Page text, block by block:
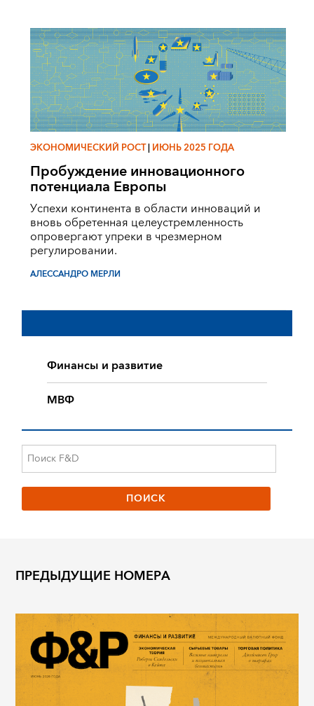
ЭКОНОМИЧЕСКИЙ РОСТ|ИЮНЬ 2025 ГОДА
Пробуждение инновационного
потенциала Европы
Успехи континента в области инноваций и
вновь обретенная целеустремленность
опровергают упреки в чрезмерном
регулировании.
АЛЕССАНДРО МЕРЛИ
Финансы и развитие
МВФ
ПРЕДЫДУЩИЕ НОМЕРА